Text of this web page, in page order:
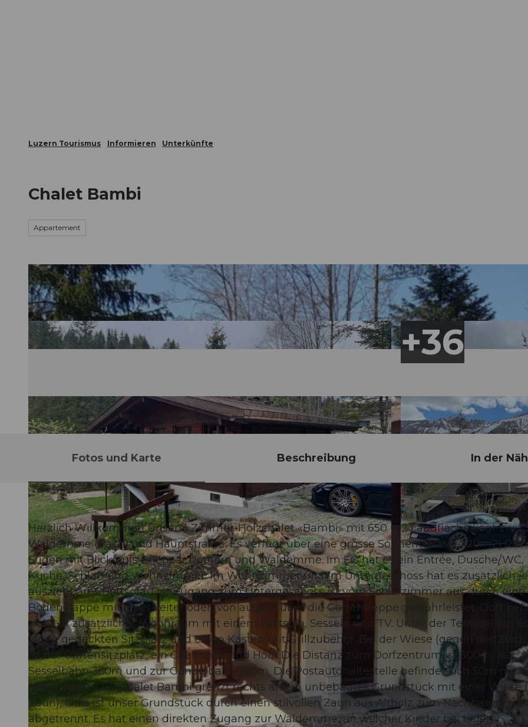
Luzern Tourismus Informieren Unterkünfte
Chalet Bambi
Appartement
© swisshotel © swisshotel
Fotos und Karte Beschreibung In der
Herzlich Willkommen Unser 3 Zimmer-Holzchalet «Bambi» mit 650 m2 Landfläche liegt
Waldemme (Bach) und Hauptstrasse. Es verfügt über eine grosse Sonnenterrasse (20m2)
Süden mit Blick aufs Brienzer Rothorn und Waldemme. Im EG hat es ein Entrée, Dusche/WC,
Küche, Schlaf- und Wohnzimmer. Im Wohnzimmer und im Untergeschoss hat es zusätzlich
ausziehbares Bettsofa. Der Zugang zum Untergeschoss ist vom Schlafzimmer aus durch eine
Bodenklappe mit einer Leiter oder von aussen über die Gartentreppe gewährleistet. Dort
sich ein zusätzlicher Wohnraum mit einem Bettsofa, Sesseln und TV. Unter der Terrasse hat es
einen gedeckten Sitzplatz und einen Kasten mit Grillzubehör. Bei der Wiese (gegen den
ist der Gartensitzplatz, ein Cheminée und Holz. Die Distanz zum Dorfzentrum ist 500m, zur
Sesselbahn 350m und zur Gondelbahn 550m. Die Postautohaltestelle befindet sich 50m
dem Chalet. Das Chalet Bambi grenzt rechts an ein unbebautes Grundstück mit einer Wiese
Zaun), links ist unser Grundstück durch einen stilvollen Zaun aus Altholz zum
abgetrennt. Es hat einen direkten Zugang zur Waldemme, an welcher Kinder bei tiefem